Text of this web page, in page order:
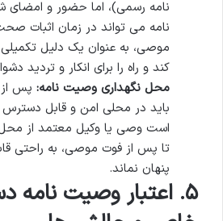
نامه رسمی)، اما حضور و
نامه می تواند در زمان اثبات
موصی، به عنوان یک دلیل
کند و راه را برای انکار و تردید
محل نگهداری وصیت نامه: پس
باید در محلی امن و قابل دسترس
است وصی یا وکیل معتمد از محل
تا پس از فوت موصی، به راحتی
پنهان نماند.
۵. اعتبار وصیت نامه